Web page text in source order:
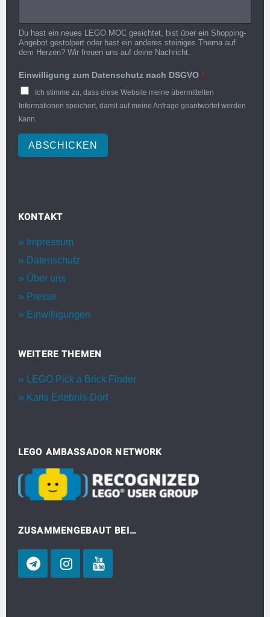
Du hast ein neues LEGO MOC gesichtet, bist über ein Shopping-
Angebot gestolpert oder hast ein anderes steiniges Thema auf
dem Herzen? Wir freuen uns auf deine Nachricht.
Einwilligung zum Datenschutz nach DSGVO *
Ich stimme zu, dass diese Website meine übermittelten
Informationen speichert, damit auf meine Anfrage geantwortet werden
kann.
ABSCHICKEN
KONTAKT
Impressum
Datenschutz
Über uns
Presse
Einwilligungen
WEITERE THEMEN
LEGO Pick a Brick Finder
Karls Erlebnis-Dorf
LEGO AMBASSADOR NETWORK
ZUSAMMENGEBAUT BEI…